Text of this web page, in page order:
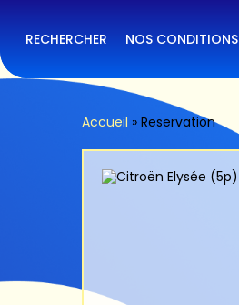
main
content
RECHERCHER NOS CONDITIONS
Accueil » Reservation